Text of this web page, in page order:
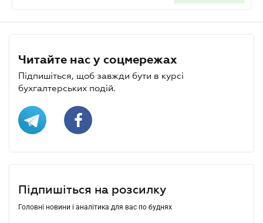
Читайте нас у соцмережах
Підпишіться, щоб завжди бути в курсі
бухгалтерських подій.
Підпишіться на розсилку
Головні новини і аналітика для вас по буднях